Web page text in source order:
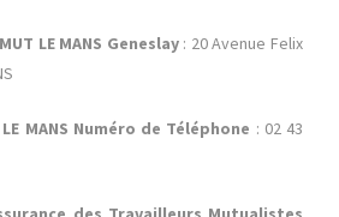
LE MANS Geneslay : 20 Avenue Felix
MANS Numéro de Téléphone : 02 43